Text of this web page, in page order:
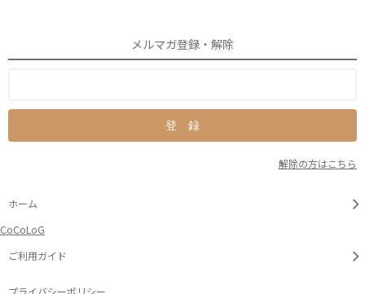
メルマガ登録・解除
解除の方はこちら
ホーム
CoCoLoG
ご利用ガイド